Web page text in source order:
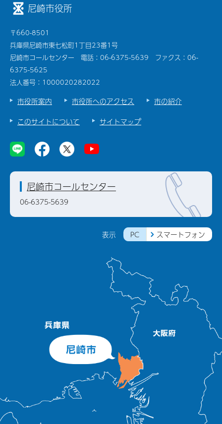
尼崎市役所
〒660-8501
兵庫県尼崎市東七松町1丁目23番1号
尼崎市コールセンター 電話：06-6375-5639 ファクス：06-
6375-5625
法人番号：1000020282022
市役所案内 市役所へのアクセス
市の紹介
このサイトについて
サイトマップ
表示 PC スマートフォン
尼崎市コールセンター
06-6375-5639